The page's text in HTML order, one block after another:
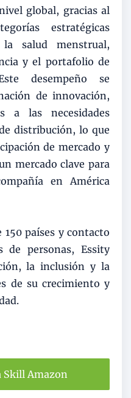
global, gracias al
estratégicas
salud menstrual,
y el portafolio de
desempeño se
de innovación,
a las necesidades
distribución, lo que
de mercado y
mercado clave para
en América
150 países y contacto
personas, Essity
la inclusión y la
de su crecimiento y
Skill Amazon